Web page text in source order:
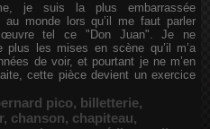
je suis la plus embarrassée
au monde lors qu’il me faut parler
œuvre tel ce "Don Juan". Je ne
plus les mises en scène qu’il m’a
de voir, et pourtant je ne m’en
cette pièce devient un exercice
pico, billetterie,
, chanson, chapiteau,